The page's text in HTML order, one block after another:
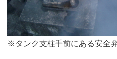
※タンク支柱手前にある安全弁